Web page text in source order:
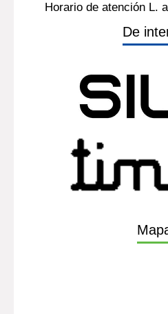
Horario de atención L.
De